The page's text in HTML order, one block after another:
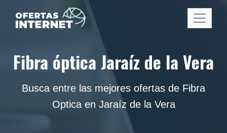
Fibra óptica Jaraíz de la Vera
Busca entre las mejores ofertas de Fibra
Optica en Jaraíz de la Vera